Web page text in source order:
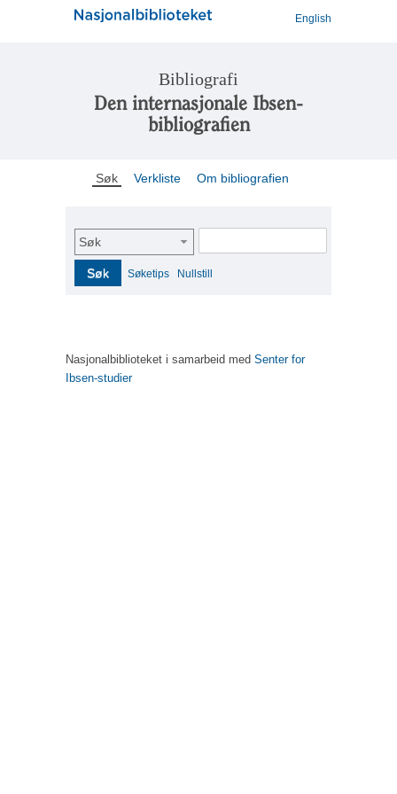
English
Bibliografi
Den internasjonale Ibsen-
bibliografien
Søk Verkliste Om bibliografien
Søk
Søk Søketips Nullstill
Nasjonalbiblioteket i samarbeid med Senter for
Ibsen-studier